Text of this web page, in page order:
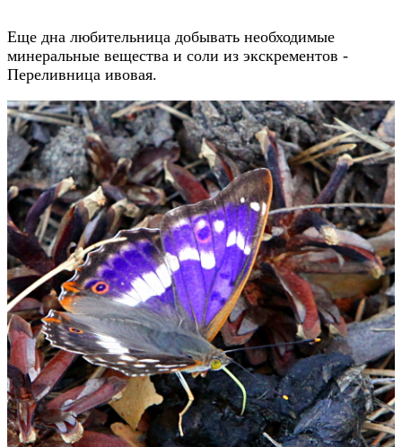
Еще дна любительница добывать необходимые
минеральные вещества и соли из экскрементов -
Переливница ивовая.